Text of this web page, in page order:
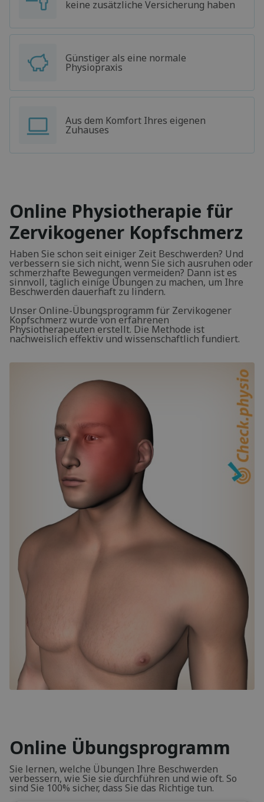
keine zusätzliche Versicherung haben
Günstiger als eine normale
Physiopraxis
Aus dem Komfort Ihres eigenen
Zuhauses
Online Physiotherapie für
Zervikogener Kopfschmerz
Haben Sie schon seit einiger Zeit Beschwerden? Und
verbessern sie sich nicht, wenn Sie sich ausruhen oder
schmerzhafte Bewegungen vermeiden? Dann ist es
sinnvoll, täglich einige Übungen zu machen, um Ihre
Beschwerden dauerhaft zu lindern.
Unser Online-Übungsprogramm für Zervikogener
Kopfschmerz wurde von erfahrenen
Physiotherapeuten erstellt. Die Methode ist
nachweislich effektiv und wissenschaftlich fundiert.
Online Übungsprogramm
Sie lernen, welche Übungen Ihre Beschwerden
verbessern, wie Sie sie durchführen und wie oft. So
sind Sie 100% sicher, dass Sie das Richtige tun.